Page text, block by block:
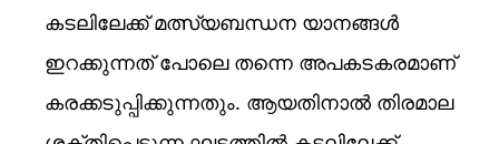
കടലിലേക്ക് മത്സ്യബന്ധന യാനങ്ങള്‍
ഇറക്കുന്നത് പോലെ തന്നെ അപകടകരമാണ്
കരക്കടുപ്പിക്കുന്നതും. ആയതിനാല്‍ തിരമാല